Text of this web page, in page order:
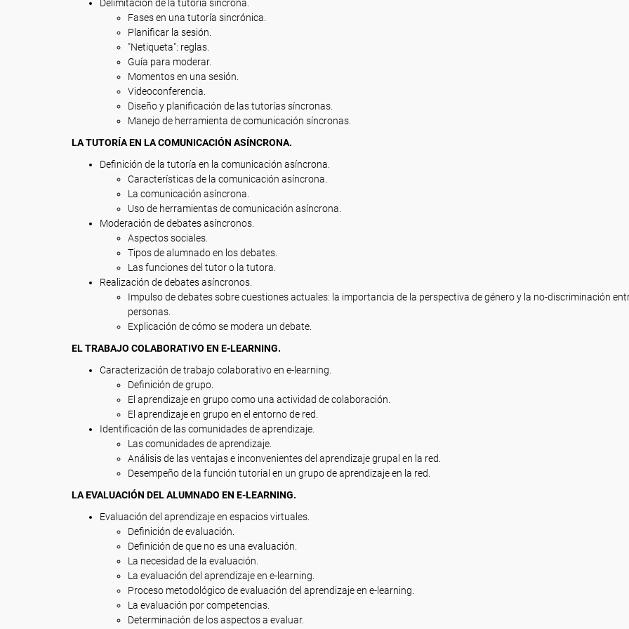
Delimitación de la tutoría síncrona.
Fases en una tutoría sincrónica.
Planificar la sesión.
"Netiqueta": reglas.
Guía para moderar.
Momentos en una sesión.
Videoconferencia.
Diseño y planificación de las tutorías síncronas.
Manejo de herramienta de comunicación síncronas.
LA TUTORÍA EN LA COMUNICACIÓN ASÍNCRONA.
Definición de la tutoría en la comunicación asíncrona.
Características de la comunicación asíncrona.
La comunicación asíncrona.
Uso de herramientas de comunicación asíncrona.
Moderación de debates asíncronos.
Aspectos sociales.
Tipos de alumnado en los debates.
Las funciones del tutor o la tutora.
Realización de debates asíncronos.
Impulso de debates sobre cuestiones actuales: la importancia de la perspectiva de género y la no-discriminación
personas.
Explicación de cómo se modera un debate.
EL TRABAJO COLABORATIVO EN E-LEARNING.
Caracterización de trabajo colaborativo en e-learning.
Definición de grupo.
El aprendizaje en grupo como una actividad de colaboración.
El aprendizaje en grupo en el entorno de red.
Identificación de las comunidades de aprendizaje.
Las comunidades de aprendizaje.
Análisis de las ventajas e inconvenientes del aprendizaje grupal en la red.
Desempeño de la función tutorial en un grupo de aprendizaje en la red.
LA EVALUACIÓN DEL ALUMNADO EN E-LEARNING.
Evaluación del aprendizaje en espacios virtuales.
Definición de evaluación.
Definición de que no es una evaluación.
La necesidad de la evaluación.
La evaluación del aprendizaje en e-learning.
Proceso metodológico de evaluación del aprendizaje en e-learning.
La evaluación por competencias.
Determinación de los aspectos a evaluar.